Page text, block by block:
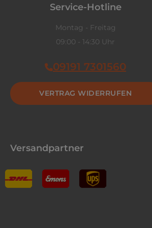
Service-Hotline
Montag - Freitag
09:00 - 14:30 Uhr
09191 7301560
VERTRAG WIDERRUFEN
Versandpartner